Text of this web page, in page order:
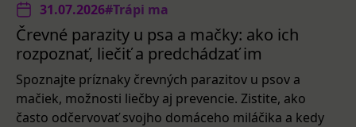
31.07.2026#Trápi ma
Črevné parazity u psa a mačky: ako ich
rozpoznať, liečiť a predchádzať im
Spoznajte príznaky črevných parazitov u psov a
mačiek, možnosti liečby aj prevencie. Zistite, ako
často odčervovať svojho domáceho miláčika a kedy